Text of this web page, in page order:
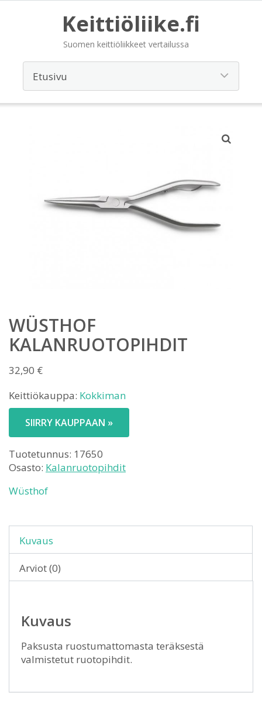
Keittiöliike.fi
Suomen keittiöliikkeet vertailussa
WÜSTHOF
KALANRUOTOPIHDIT
32,90 €
Keittiökauppa: Kokkiman
SIIRRY KAUPPAAN »
Tuotetunnus: 17650
Osasto: Kalanruotopihdit
Wüsthof
Kuvaus
Arviot (0)
Kuvaus
Paksusta ruostumattomasta teräksestä
valmistetut ruotopihdit.